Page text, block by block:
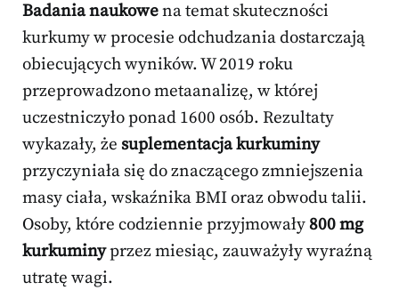
Badania naukowena temat skuteczności
kurkumy w procesie odchudzania dostarczają
obiecujących wyników. W 2019 roku
przeprowadzono metaanalizę, w której
uczestniczyło ponad 1600 osób. Rezultaty
wykazały, że suplementacja kurkuminy
przyczyniała się do znaczącego zmniejszenia
masy ciała, wskaźnika BMI oraz obwodu talii.
Osoby, które codziennie przyjmowały800 mg
kurkuminyprzez miesiąc, zauważyły wyraźną
utratę wagi.